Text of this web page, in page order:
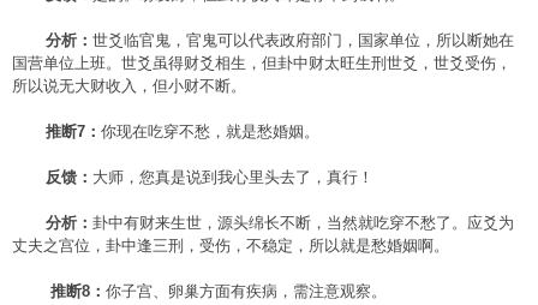
分析： 世爻临官鬼，官鬼可以代表政府部门，国家单位，所以断她在
国营单位上班。世爻虽得财爻相生，但卦中财太旺生刑世爻，世爻受伤，
所以说无大财收入，但小财不断。
推断7： 你现在吃穿不愁，就是愁婚姻。
反馈： 大师，您真是说到我心里头去了，真行！
分析： 卦中有财来生世，源头绵长不断，当然就吃穿不愁了。应爻为
丈夫之宫位，卦中逢三刑，受伤，不稳定，所以就是愁婚姻啊。
推断8： 你子宫、卵巢方面有疾病，需注意观察。